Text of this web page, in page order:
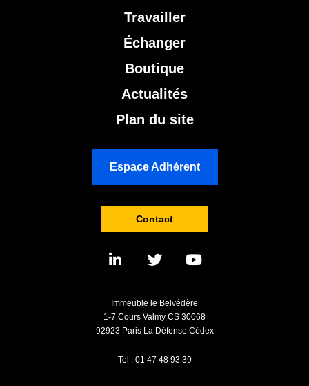
Travailler
Échanger
Boutique
Actualités
Plan du site
Espace Adhérent
Contact
Immeuble le Belvédère
1-7 Cours Valmy CS 30068
92923 Paris La Défense Cédex
Tel : 01 47 48 93 39